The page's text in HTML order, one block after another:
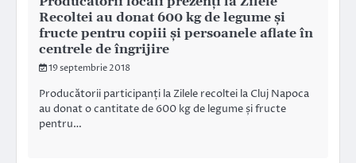
Recoltei au donat 600 kg de legume şi
fructe pentru copiii și persoanele aflate în
centrele de îngrijire
19 septembrie 2018
Producătorii participanți la Zilele recoltei la Cluj Napoca
au donat o cantitate de 600 kg de legume și fructe
pentru…